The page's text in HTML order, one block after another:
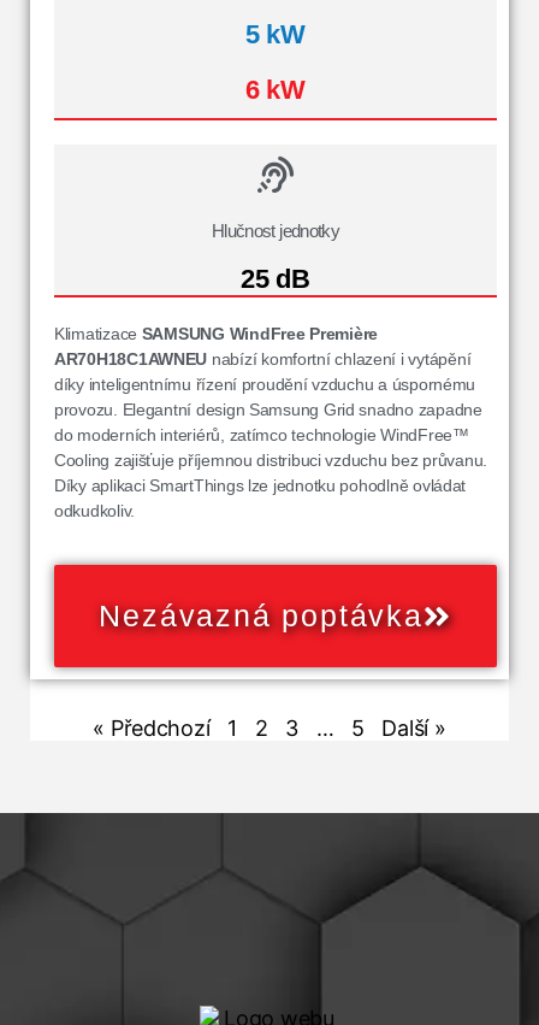
5 kW
6 kW
Hlučnost jednotky
25 dB
Klimatizace SAMSUNG WindFree Première
AR70H18C1AWNEU nabízí komfortní chlazení i vytápění
díky inteligentnímu řízení proudění vzduchu a úspornému
provozu. Elegantní design Samsung Grid snadno zapadne
do moderních interiérů, zatímco technologie WindFree™
Cooling zajišťuje příjemnou distribuci vzduchu bez průvanu.
Díky aplikaci SmartThings lze jednotku pohodlně ovládat
odkudkoliv.
Nezávazná poptávka
« Předchozí 1 2 3 … 5 Další »